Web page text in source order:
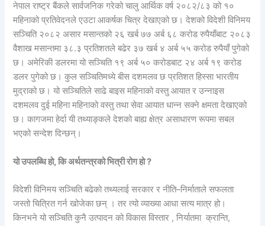
नेपाल राष्ट्र बैंकले सार्वजनिक गरेको चालु आर्थिक वर्ष २०८२/८३ को १०
महिनाको प्रतिवेदनले एउटा आकर्षक चित्र देखाएको छ। देशको विदेशी विनिमय
सञ्चिति २०८२ असार मसान्तको २६ खर्ब ७७ अर्ब ६८ करोड रुपैयाँबाट २०८३
वैशाख मसान्तमा ३८.३ प्रतिशतले बढेर ३७ खर्ब ४ अर्ब ५५ करोड रुपैयाँ पुगेको
छ। अमेरिकी डलरमा यो सञ्चिति १९ अर्ब ५० करोडबाट २४ अर्ब १९ करोड
डलर पुगेको छ। कुल सञ्चितिमध्ये बीस दशमलव छ प्रतिशत हिस्सा भारतीय
मुद्राको छ। यो सञ्चितिले साढे बाइस महिनाको वस्तु आयात र उन्नाइस
दशमलव दुई महिना महिनाको वस्तु तथा सेवा आयात धान्न सक्ने क्षमता देखाएको
छ। कागजमा हेर्दा यी तथ्याङ्कले देशको बाह्य क्षेत्र असाधारण रूपमा सबल
भएको सन्देश दिन्छन्।
यो उपलब्धि हो, कि अर्थतन्त्रको भित्री रोग हो ?
विदेशी विनिमय सञ्चिति बढेको तथ्यलाई सरकार र नीति–निर्माताले सफलता
जस्तो चित्रित गर्न खोजेका छन् । तर त्यो व्याख्या आधा सत्य मात्र हो।
किनभने यो सञ्चिति कुनै उत्पादन को विकास विस्तार , निर्यातमा क्रान्ति,